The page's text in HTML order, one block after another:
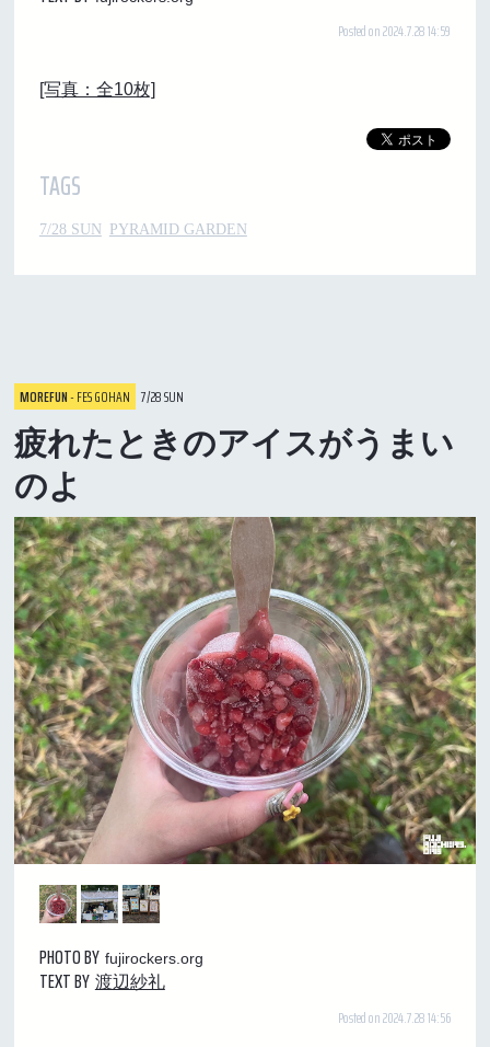
Posted on 2024.7.28 14:59
[写真：全10枚]
TAGS
7/28 SUN PYRAMID GARDEN
MOREFUN- FES GOHAN 7/28 SUN
疲れたときのアイスがうまい
のよ
PHOTO BY fujirockers.org
TEXT BY 渡辺紗礼
Posted on 2024.7.28 14:56